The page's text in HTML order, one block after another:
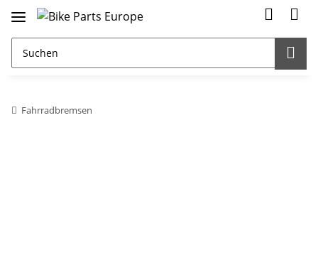
Fahrradbremsen